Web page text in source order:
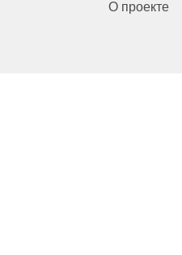
О проекте